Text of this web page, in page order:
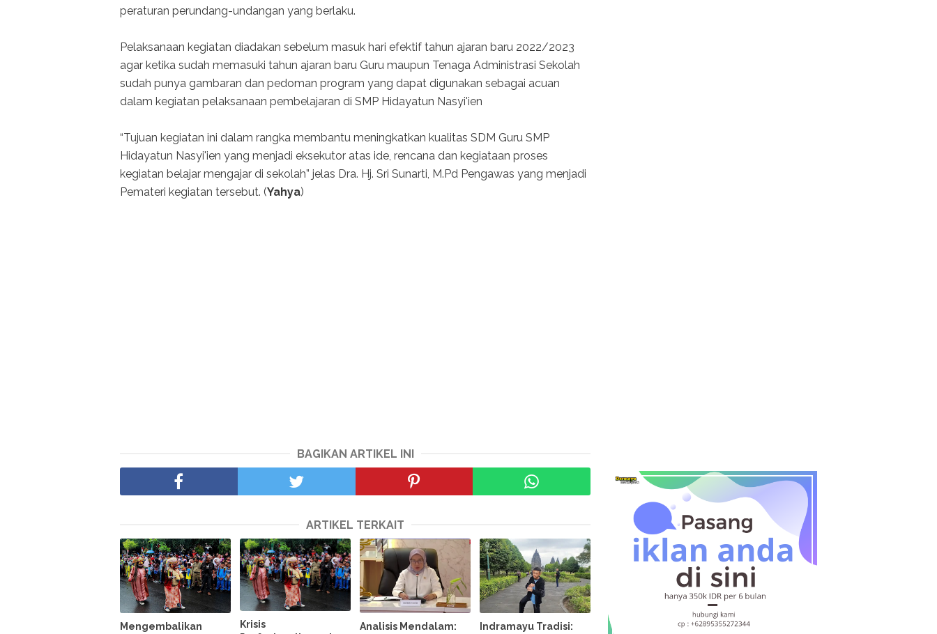
peraturan perundang-undangan yang berlaku.
Pelaksanaan kegiatan diadakan sebelum masuk hari efektif tahun ajaran baru 2022/2023
agar ketika sudah memasuki tahun ajaran baru Guru maupun Tenaga Administrasi Sekolah
sudah punya gambaran dan pedoman program yang dapat digunakan sebagai acuan
dalam kegiatan pelaksanaan pembelajaran di SMP Hidayatun Nasyi'ien
“Tujuan kegiatan ini dalam rangka membantu meningkatkan kualitas SDM Guru SMP
Hidayatun Nasyi'ien yang menjadi eksekutor atas ide, rencana dan kegiataan proses
kegiatan belajar mengajar di sekolah” jelas Dra. Hj. Sri Sunarti, M.Pd Pengawas yang menjadi
Pemateri kegiatan tersebut. (Yahya)
BAGIKAN ARTIKEL INI
ARTIKEL TERKAIT
Mengembalikan
Krisis
Analisis Mendalam: Indramayu Tradisi: